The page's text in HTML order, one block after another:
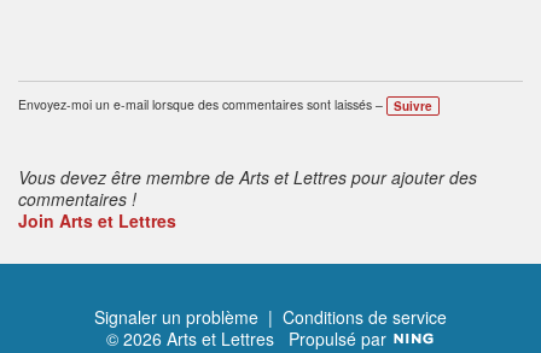
Envoyez-moi un e-mail lorsque des commentaires sont laissés – Suivre
Vous devez être membre de Arts et Lettres pour ajouter des
commentaires !
Join Arts et Lettres
Signaler un problème | Conditions de service
© 2026 Arts et Lettres Propulsé par